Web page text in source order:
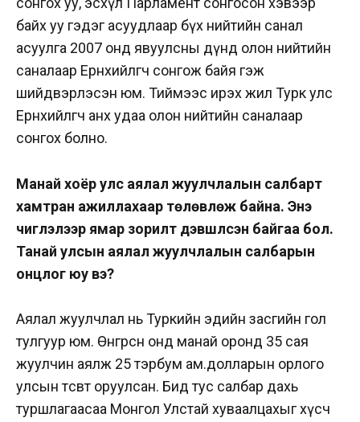
байх уу гэдэг асуудлаар бүх нийтийн санал
асуулга 2007 онд явуулсны дүнд олон нийтийн
саналаар Ерөнхийлөгчөө сонгож байя гэж
шийдвэрлэсэн юм. Тиймээс ирэх жил Турк улс
Ерөнхийлөгчөө анх удаа олон нийтийн саналаар
сонгох болно.
Манай хоёр улс аялал жуулчлалын салбарт
хамтран ажиллахаар төлөвлөж байна. Энэ
чиглэлээр ямар зорилт дэвшүүлсэн байгаа бол.
Танай улсын аялал жуулчлалын салбарын
онцлог юу вэ?
Аялал жуулчлал нь Туркийн эдийн засгийн гол
тулгуур юм. Өнгөрсөн онд манай оронд 35 сая
жуулчин аялж 25 тэрбум ам.долларын орлого
улсын төсөвт оруулсан. Бид тус салбар дахь
туршлагаасаа Монгол Улстай хуваалцахыг хүсч